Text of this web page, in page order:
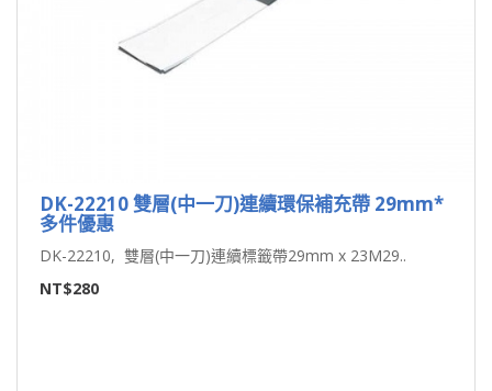
DK-22210 雙層(中一刀)連續環保補充帶 29mm*
多件優惠
DK-22210, 雙層(中一刀)連續標籤帶29mm x 23M29..
NT$280